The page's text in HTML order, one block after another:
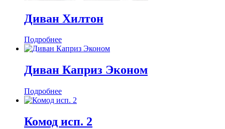
Диван Хилтон
Подробнее
Диван Каприз Эконом
Подробнее
Комод исп. 2